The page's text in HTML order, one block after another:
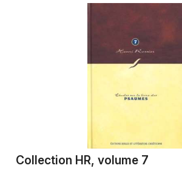
Collection HR, volume 7